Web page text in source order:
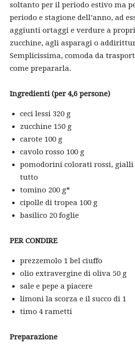
soltanto per il periodo estivo ma
periodo e stagione dell’anno, ad
aggiunti ortaggi e verdure a
zucchine, agli asparagi o
Semplicissima, comoda da
come prepararla.
Ingredienti (per 4,6 persone)
ceci lessi 320 g
zucchine 150 g
carote 100 g
cavolo rosso 100 g
pomodorini colorati rossi, gialli
tutto
tomino 200 g*
cipolle di tropea 100 g
basilico 20 foglie
PER CONDIRE
prezzemolo 1 bel ciuffo
olio extravergine di oliva 50 g
sale e pepe a piacere
limoni la scorza e il succo di 1
timo 4 rametti
Preparazione